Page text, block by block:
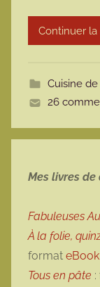
Continuer
Cuisine
26
Mes livres de
Fabuleuses
À la folie,
format eBook
Tous en pâte